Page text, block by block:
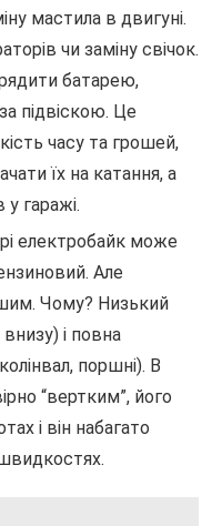
мастила в двигуні.
чи заміну свічок.
батарею,
підвіскою. Це
часу та грошей,
їх на катання, а
гаражі.
електробайк може
Але
Чому? Низький
і повна
поршні). В
“вертким”, його
і він набагато